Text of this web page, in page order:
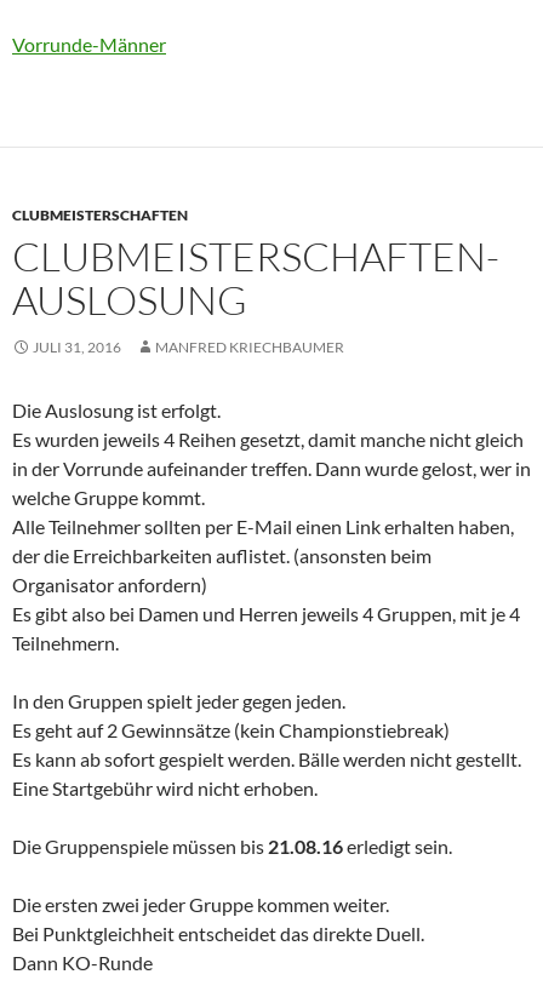
Vorrunde-Männer
CLUBMEISTERSCHAFTEN
CLUBMEISTERSCHAFTEN-
AUSLOSUNG
JULI 31, 2016 MANFRED KRIECHBAUMER
Die Auslosung ist erfolgt.
Es wurden jeweils 4 Reihen gesetzt, damit manche nicht gleich
in der Vorrunde aufeinander treffen. Dann wurde gelost, wer in
welche Gruppe kommt.
Alle Teilnehmer sollten per E-Mail einen Link erhalten haben,
der die Erreichbarkeiten auflistet. (ansonsten beim
Organisator anfordern)
Es gibt also bei Damen und Herren jeweils 4 Gruppen, mit je 4
Teilnehmern.
In den Gruppen spielt jeder gegen jeden.
Es geht auf 2 Gewinnsätze (kein Championstiebreak)
Es kann ab sofort gespielt werden. Bälle werden nicht gestellt.
Eine Startgebühr wird nicht erhoben.
Die Gruppenspiele müssen bis 21.08.16erledigt sein.
Die ersten zwei jeder Gruppe kommen weiter.
Bei Punktgleichheit entscheidet das direkte Duell.
Dann KO-Runde